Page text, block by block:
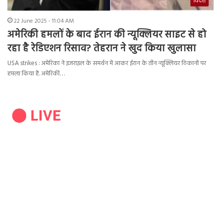
22 June 2025 - 11:04 AM
अमेरिकी हमलों के बाद ईरान की न्यूक्लियर साइट से हो
रहा है रेडिएशन रिसाव? तेहरान ने खुद किया खुलासा
USA strikes : अमेरिका ने इजराइल के समर्थन में आकर ईरान के तीन न्यूक्लियर ठिकानों पर
हमला किया है. अमेरिकी…